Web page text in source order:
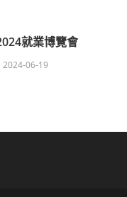
就業博覽會
2024-06-19